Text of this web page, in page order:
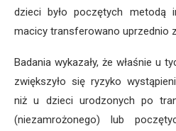
dzieci było poczętych
macicy transferowano uprzednio
Badania wykazały, że właśnie u
zwiększyło się ryzyko
niż u dzieci urodzonych po
(niezamrożonego) lub